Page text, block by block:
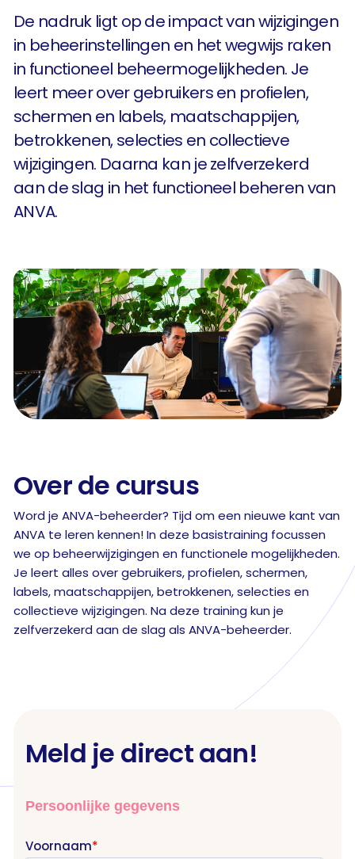
De nadruk ligt op de impact van wijzigingen
in beheerinstellingen en het wegwijs raken
in functioneel beheermogelijkheden. Je
leert meer over gebruikers en profielen,
schermen en labels, maatschappijen,
betrokkenen, selecties en collectieve
wijzigingen. Daarna kan je zelfverzekerd
aan de slag in het functioneel beheren van
ANVA.
Over de cursus
Word je ANVA-beheerder? Tijd om een nieuwe kant van
ANVA te leren kennen! In deze basistraining focussen
we op beheerwijzigingen en functionele mogelijkheden.
Je leert alles over gebruikers, profielen, schermen,
labels, maatschappijen, betrokkenen, selecties en
collectieve wijzigingen. Na deze training kun je
zelfverzekerd aan de slag als ANVA-beheerder.
Meld je direct aan!